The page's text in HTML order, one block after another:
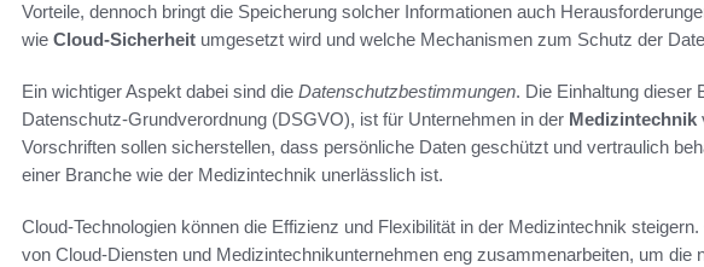
Vorteile, dennoch bringt die Speicherung solcher Informationen auch
wie Cloud-Sicherheit umgesetzt wird und welche Mechanismen zum Schutz der
Ein wichtiger Aspekt dabei sind die Datenschutzbestimmungen. Die Einhaltung dieser
Datenschutz-Grundverordnung (DSGVO), ist für Unternehmen in der Medizintechnik
Vorschriften sollen sicherstellen, dass persönliche Daten geschützt und vertraulich
einer Branche wie der Medizintechnik unerlässlich ist.
Cloud-Technologien können die Effizienz und Flexibilität in der Medizintechnik
von Cloud-Diensten und Medizintechnikunternehmen eng zusammenarbeiten, um die